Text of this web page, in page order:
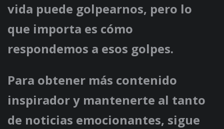
vida puede golpearnos, pero lo
que importa es cómo
respondemos a esos golpes.
Para obtener más contenido
inspirador y mantenerte al tanto
de noticias emocionantes, sigue